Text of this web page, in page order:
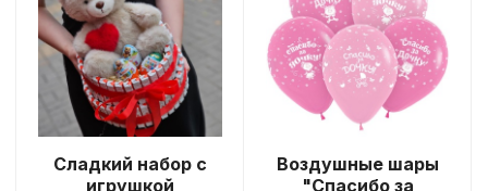
Сладкий набор с
игрушкой
Воздушные шары
"Спасибо за